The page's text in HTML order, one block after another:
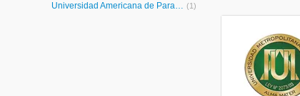
Universidad Americana de Paraguay (1)